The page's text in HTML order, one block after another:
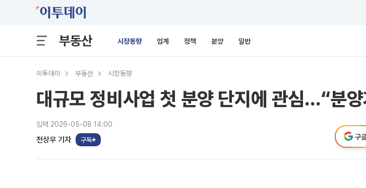
부동산 시장동향 업계 정책 분양 일반
이투데이 부동산 시장동향
대규모 정비사업 첫 분양 단지에 관심…“분
입력 2026-05-08 14:00
천상우 기자 구독 구